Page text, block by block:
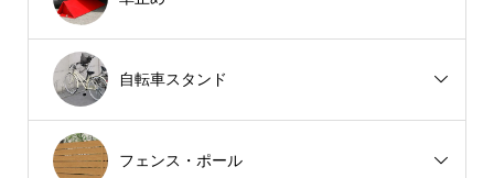
自転車スタンド
フェンス・ポール